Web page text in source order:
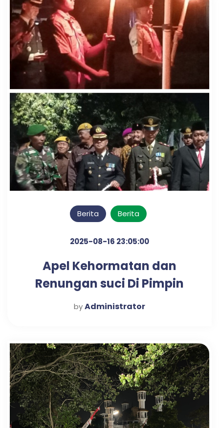
Berita Berita
2025-08-16 23:05:00
Apel Kehormatan dan
Renungan suci Di Pimpin
Langsung oleh Danramil
byAdministrator